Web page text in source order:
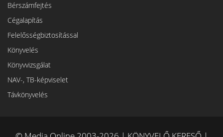
Bérszámfejtés
Cégalapítás
Felelősségbiztosítással
Könyvelés
Könyvvizsgálat
NAV-, TB-képviselet
Távkönyvelés